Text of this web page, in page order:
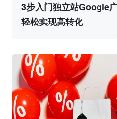
3步入门独立站Google
轻松实现高转化